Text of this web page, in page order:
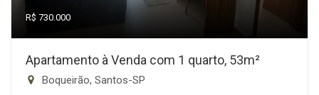
R$ 730.000
Apartamento à Venda com 1 quarto, 53m²
Boqueirão, Santos-SP